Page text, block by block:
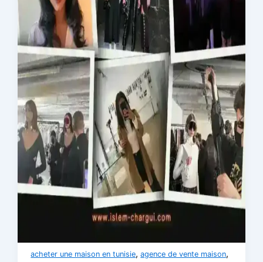
acheter une maison en tunisie,agence de vente maison,